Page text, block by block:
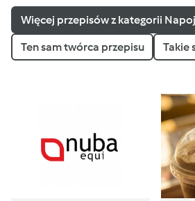
Więcej przepisów z kategorii
Ten sam twórca przepisu Takie